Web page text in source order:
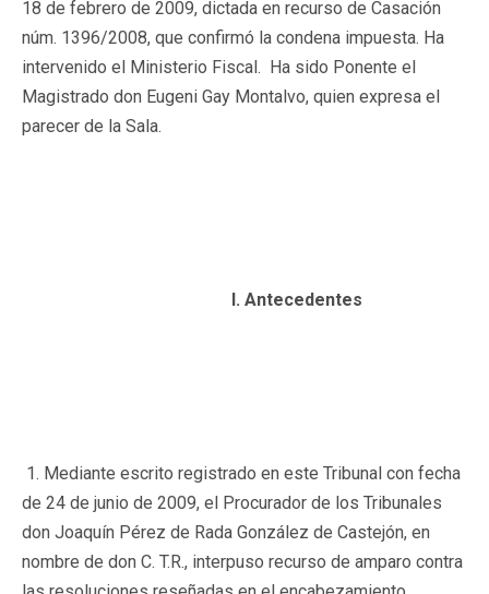
18 de febrero de 2009, dictada en recurso de Casación
núm. 1396/2008, que confirmó la condena impuesta. Ha
intervenido el Ministerio Fiscal. Ha sido Ponente el
Magistrado don Eugeni Gay Montalvo, quien expresa el
parecer de la Sala.
I. Antecedentes
1. Mediante escrito registrado en este Tribunal con fecha
de 24 de junio de 2009, el Procurador de los Tribunales
don Joaquín Pérez de Rada González de Castejón, en
nombre de don C. T.R., interpuso recurso de amparo contra